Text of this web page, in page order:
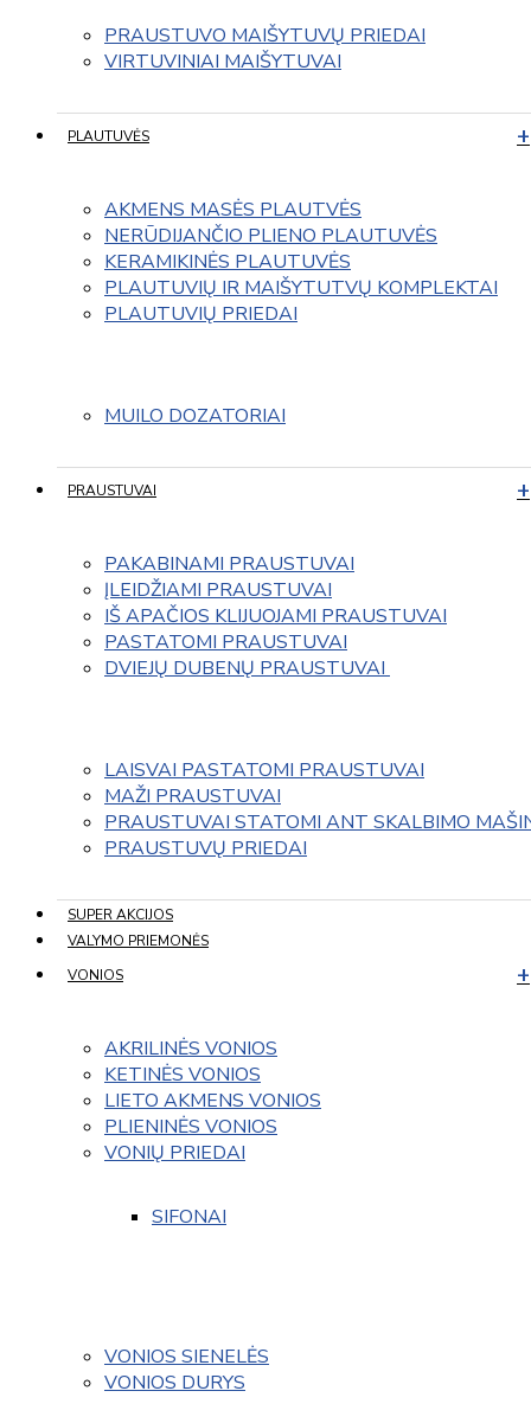
PRAUSTUVO MAIŠYTUVŲ PRIEDAI
VIRTUVINIAI MAIŠYTUVAI
PLAUTUVĖS
AKMENS MASĖS PLAUTVĖS
NERŪDIJANČIO PLIENO PLAUTUVĖS
KERAMIKINĖS PLAUTUVĖS
PLAUTUVIŲ IR MAIŠYTUTVŲ KOMPLEKTAI
PLAUTUVIŲ PRIEDAI
MUILO DOZATORIAI
PRAUSTUVAI
PAKABINAMI PRAUSTUVAI
ĮLEIDŽIAMI PRAUSTUVAI
IŠ APAČIOS KLIJUOJAMI PRAUSTUVAI
PASTATOMI PRAUSTUVAI
DVIEJŲ DUBENŲ PRAUSTUVAI
LAISVAI PASTATOMI PRAUSTUVAI
MAŽI PRAUSTUVAI
PRAUSTUVAI STATOMI ANT SKALBIMO
PRAUSTUVŲ PRIEDAI
SUPER AKCIJOS
VALYMO PRIEMONĖS
VONIOS
AKRILINĖS VONIOS
KETINĖS VONIOS
LIETO AKMENS VONIOS
PLIENINĖS VONIOS
VONIŲ PRIEDAI
SIFONAI
VONIOS SIENELĖS
VONIOS DURYS